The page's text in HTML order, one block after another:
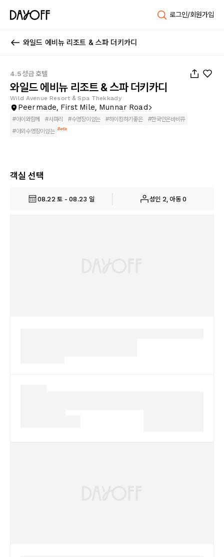
로그인/회원가입
와일드 에비뉴 리조트 & 스파 더키카디
4.5성급 호텔
와일드 에비뉴 리조트 & 스파 더키카디
Wild Avenue Resort & Spa Thekkady
Peermade, First Mile, Munnar Road
#아이와함께 #사파리 #수영장이있는 #하이킹하기좋은 #한국인은바비큐
#야외수영장이있는 Beta
객실 선택
08.22 토 - 08.23 일 성인 2, 아동 0